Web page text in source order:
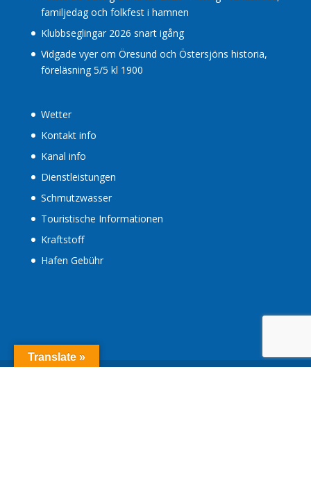
familjedag och folkfest i hamnen
Klubbseglingar 2026 snart igång
Vidgade vyer om Öresund och Östersjöns historia,
föreläsning 5/5 kl 1900
Wetter
Kontakt info
Kanal info
Dienstleistungen
Schmutzwasser
Touristische Informationen
Kraftstoff
Hafen Gebühr
Translate »